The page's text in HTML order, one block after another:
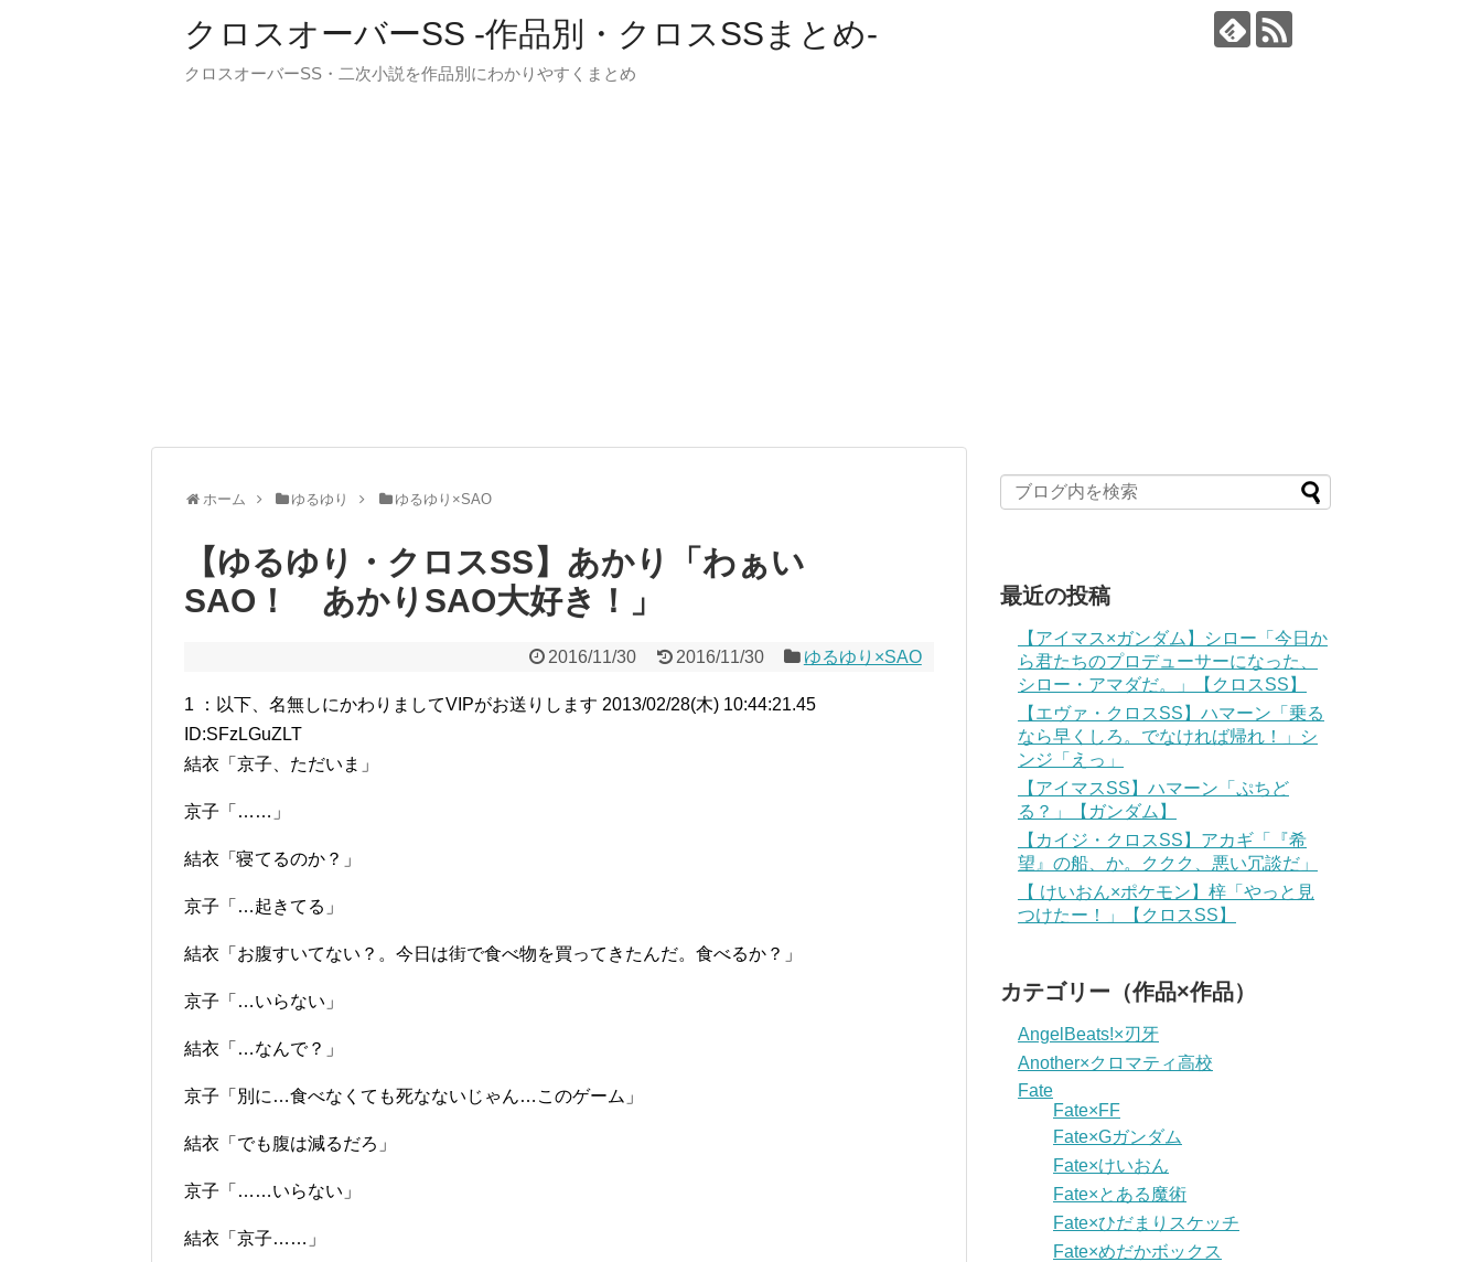
クロスオーバーSS -作品別・クロスSSまとめ-
クロスオーバーSS・二次小説を作品別にわかりやすくまとめ
ホーム ゆるゆり ゆるゆり×SAO
【ゆるゆり・クロスSS】あかり「わぁい
SAO！ あかりSAO大好き！」
2016/11/30 2016/11/30 ゆるゆり×SAO
1 ：以下、名無しにかわりましてVIPがお送りします 2013/02/28(木) 10:44:21.45
ID:SFzLGuZLT
結衣「京子、ただいま」
京子「……」
結衣「寝てるのか？」
京子「…起きてる」
結衣「お腹すいてない？。今日は街で食べ物を買ってきたんだ。食べるか？」
京子「…いらない」
結衣「…なんで？」
京子「別に…食べなくても死なないじゃん…このゲーム」
結衣「でも腹は減るだろ」
京子「……いらない」
結衣「京子……」
最近の投稿
【アイマス×ガンダム】シロー「今日か
ら君たちのプロデューサーになった、
シロー・アマダだ。」【クロスSS】
【エヴァ・クロスSS】ハマーン「乗る
なら早くしろ。でなければ帰れ！」シ
ンジ「えっ」
【アイマスSS】ハマーン「ぷちど
る？」【ガンダム】
【カイジ・クロスSS】アカギ「『希
望』の船、か。ククク、悪い冗談だ」
【 けいおん×ポケモン】梓「やっと見
つけたー！」【クロスSS】
カテゴリー（作品×作品）
AngelBeats!×刃牙
Another×クロマティ高校
Fate
Fate×FF
Fate×Gガンダム
Fate×けいおん
Fate×とある魔術
Fate×ひだまりスケッチ
Fate×めだかボックス